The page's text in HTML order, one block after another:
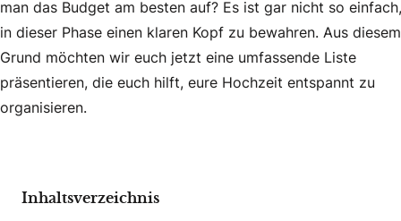
man das Budget am besten auf? Es ist gar nicht so einfach,
in dieser Phase einen klaren Kopf zu bewahren. Aus diesem
Grund möchten wir euch jetzt eine umfassende Liste
präsentieren, die euch hilft, eure Hochzeit entspannt zu
organisieren.
Inhaltsverzeichnis